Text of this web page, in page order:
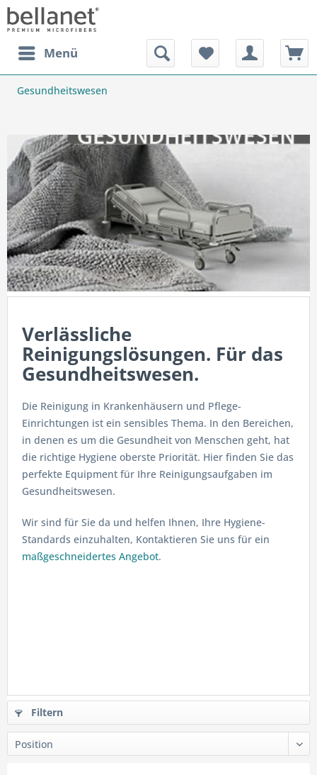
Menü
Gesundheitswesen
Verlässliche
Reinigungslösungen. Für das
Gesundheitswesen.
Die Reinigung in Krankenhäusern und Pflege-
Einrichtungen ist ein sensibles Thema. In den Bereichen,
in denen es um die Gesundheit von Menschen geht, hat
die richtige Hygiene oberste Priorität. Hier finden Sie das
perfekte Equipment für Ihre Reinigungsaufgaben im
Gesundheitswesen.
Wir sind für Sie da und helfen Ihnen, Ihre Hygiene-
Standards einzuhalten, Kontaktieren Sie uns für ein
maßgeschneidertes Angebot.
Filtern